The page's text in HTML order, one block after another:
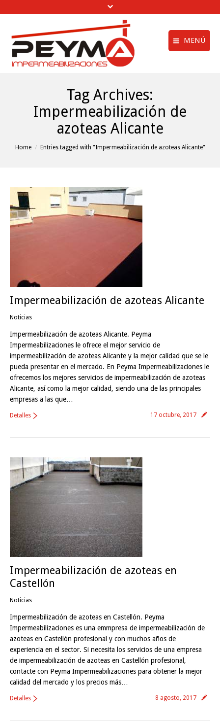
MENÚ
Obras Realizadas
Trabajos de
Impermeabilización
Vídeos
Contactar
Política de cookies
Tag Archives:
Impermeabilización de
azoteas Alicante
You are here:
Home Entries tagged with "Impermeabilización de azoteas Alicante"
Impermeabilización de azoteas Alicante
Noticias
Impermeabilización de azoteas Alicante. Peyma
Impermeabilizaciones le ofrece el mejor servicio de
impermeabilización de azoteas Alicante y la mejor calidad que se le
pueda presentar en el mercado. En Peyma Impermeabilizaciones le
ofrecemos los mejores servicios de impermeabilización de azoteas
Alicante, así como la mejor calidad, siendo una de las principales
empresas a las que…
17 octubre, 2017
Detalles
Impermeabilización de azoteas en
Castellón
Noticias
Impermeabilización de azoteas en Castellón. Peyma
Impermeabilizaciones es una emmpresa de impermeabilización de
azoteas en Castellón profesional y con muchos años de
experiencia en el sector. Si necesita los servicios de una empresa
de impermeabilización de azoteas en Castellón profesional,
contacte con Peyma Impermeabilizaciones para obtener la mejor
calidad del mercado y los precios más…
8 agosto, 2017
Detalles